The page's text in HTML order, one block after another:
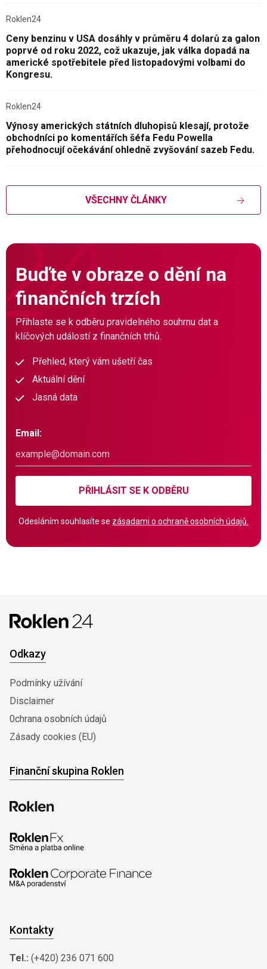
Roklen24
Ceny benzinu v USA dosáhly v průměru 4 dolarů za galon
poprvé od roku 2022, což ukazuje, jak válka dopadá na
americké spotřebitele před listopadovými volbami do
Kongresu.
Roklen24
Výnosy amerických státních dluhopisů klesají, protože
obchodníci po komentářích šéfa Fedu Powella
přehodnocují očekávání ohledně zvyšování sazeb Fedu.
VŠECHNY ČLÁNKY
Buďte v obraze o dění na
finančních trzích
Přihlaste se k odběru pravidelného souhrnu dat a
klíčových událostí z finančních trhů.
Přehled, který vám ušetří čas
Aktuální dění
Jasná data
Email:
PŘIHLÁSIT SE K ODBĚRU
Odesláním souhlasíte se zásadami o ochraně osobních údajů.
Odkazy
Podmínky užívání
Disclaimer
0chrana osobních údajů
Zásady cookies (EU)
Finanční skupina Roklen
Kontakty
Tel.: (+420) 236 071 600